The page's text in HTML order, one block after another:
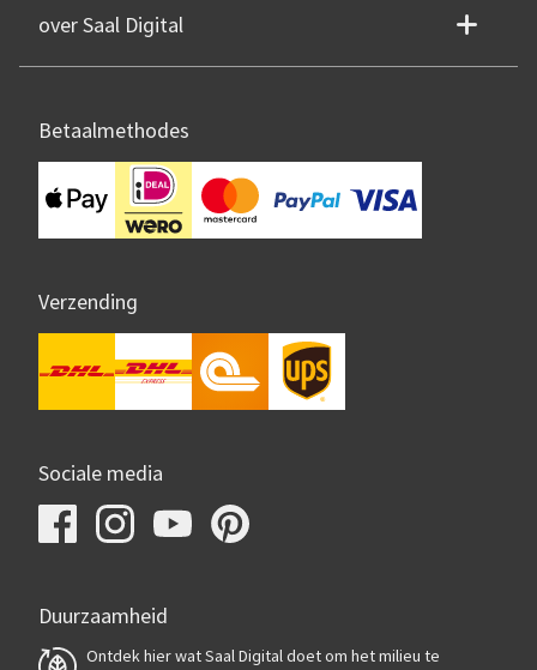
over Saal Digital
Betaalmethodes
Verzending
Sociale media
Duurzaamheid
Ontdek hier wat Saal Digital doet om het milieu te